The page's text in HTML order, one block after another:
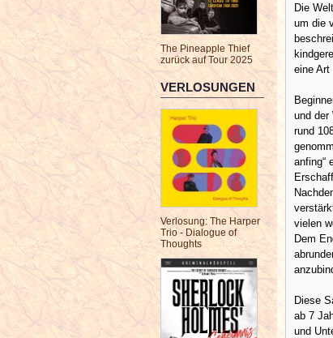
The Pineapple Thief
zurück auf Tour 2025
VERLOSUNGEN
Verlosung: The Harper
Trio - Dialogue of
Thoughts
Die
um die
eine Art
und der
rund
anfing“
vielen
Dem
Diese
ab 7
und